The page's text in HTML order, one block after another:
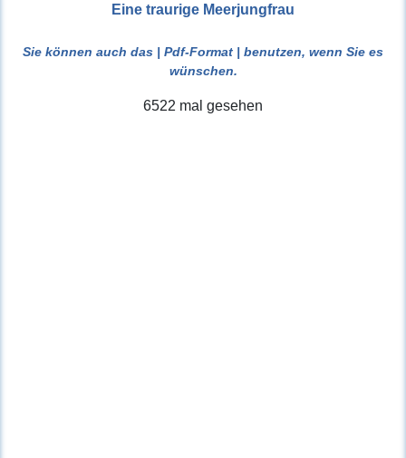
Eine traurige Meerjungfrau
Sie können auch das | Pdf-Format | benutzen, wenn Sie es
wünschen.
6522 mal gesehen